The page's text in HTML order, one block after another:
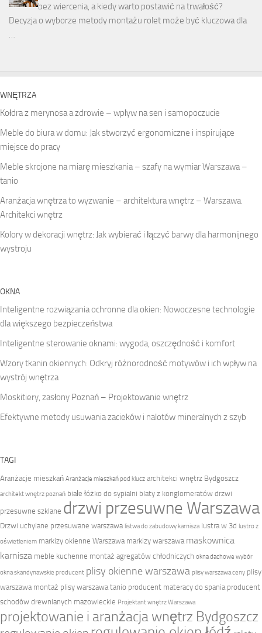
bez wiercenia, a kiedy warto postawić na trwałość?
Decyzja o wyborze metody montażu rolet może być kluczowa dla
…
WNĘTRZA
Kołdra z merynosa a zdrowie – wpływ na sen i samopoczucie
Meble do biura w domu: Jak stworzyć ergonomiczne i inspirujące
miejsce do pracy
Meble skrojone na miarę mieszkania – szafy na wymiar Warszawa –
tanio
Aranżacja wnętrza to wyzwanie – architektura wnętrz – Warszawa.
Architekci wnętrz
Kolory w dekoracji wnętrz: Jak wybierać i łączyć barwy dla harmonijnego
wystroju
OKNA
Inteligentne rozwiązania ochronne dla okien: Nowoczesne technologie
dla większego bezpieczeństwa
Inteligentne sterowanie oknami: wygoda, oszczędność i komfort
Wzory tkanin okiennych: Odkryj różnorodność motywów i ich wpływ na
wystrój wnętrza
Moskitiery, zasłony Poznań – Projektowanie wnętrz
Efektywne metody usuwania zacieków i nalotów mineralnych z szyb
TAGI
Aranżacje mieszkań Aranżacje mieszkań pod klucz architekci wnętrz Bydgoszcz
architekt wnętrz poznań białe łóżko do sypialni blaty z konglomeratów drzwi
przesuwne szklane drzwi przesuwne Warszawa
Drzwi uchylane przesuwane warszawa listwa do zabudowy karnisza lustra w 3d lustro z
oświetleniem markizy okienne Warszawa markizy warszawa maskownica
karnisza meble kuchenne montaż agregatów chłodniczych okna dachowe wybór
okna skandynawskie producent plisy okienne warszawa plisy warszawa ceny plisy
warszawa montaż plisy warszawa tanio producent materacy do spania producent
schodów drewnianych mazowieckie Projektant wnętrz Warszawa
projektowanie i aranżacja wnętrz Bydgoszcz